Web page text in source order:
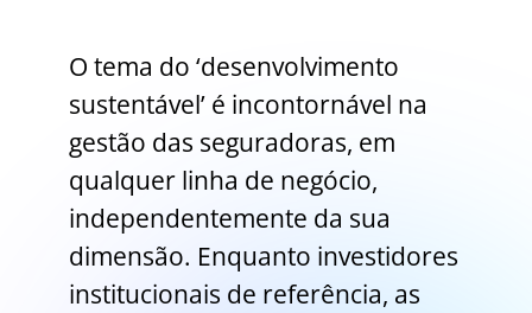
O tema do ‘desenvolvimento
sustentável’ é incontornável na
gestão das seguradoras, em
qualquer linha de negócio,
independentemente da sua
dimensão. Enquanto investidores
institucionais de referência, as